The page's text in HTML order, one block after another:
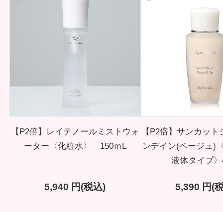
【P2倍】レイテノールミストウォ
ーター〈化粧水〉 150ｍL
5,940 円(税込)
【P2倍】サンカッ
ンデイン(ベージュ)
液体タイプ
5,390 円(